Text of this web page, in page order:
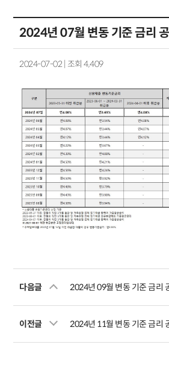
2024년 07월 변동 기준 금리
2024-07-02 | 조회 4,409
다음글
이전글